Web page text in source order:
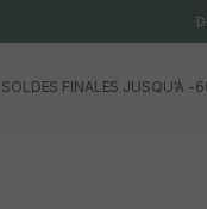
SOLDES FINALES JUSQU'À -